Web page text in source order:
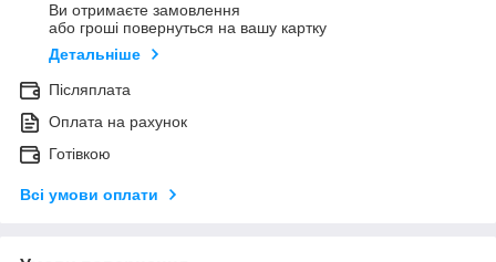
Ви отримаєте замовлення
або гроші повернуться на вашу картку
Детальніше
Післяплата
Оплата на рахунок
Готівкою
Всі умови оплати